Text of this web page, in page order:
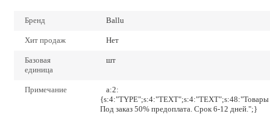
Бренд Ballu
Хит продаж Нет
Базовая
единица
шт
Примечание
a:2:
{s:4:"TYPE";s:4:"TEXT";s:4:"TEXT";s:48:"Товары
Под заказ 50% предоплата. Срок 6-12 дней.";}